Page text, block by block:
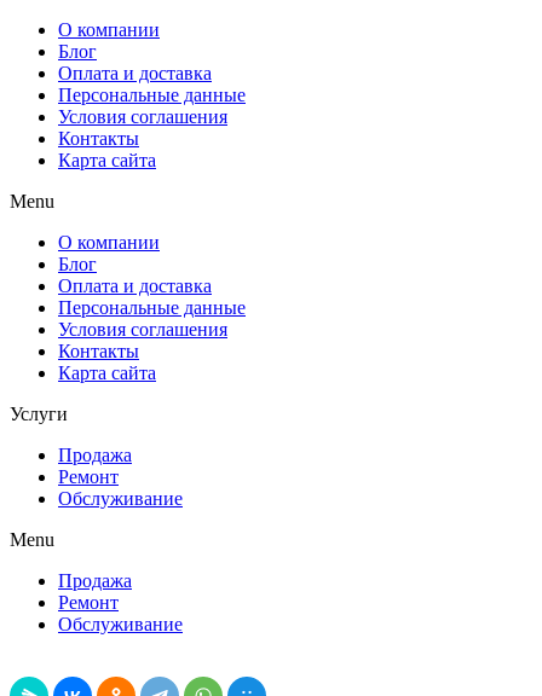
О компании
Блог
Оплата и доставка
Персональные данные
Условия соглашения
Контакты
Карта сайта
Menu
О компании
Блог
Оплата и доставка
Персональные данные
Условия соглашения
Контакты
Карта сайта
Услуги
Продажа
Ремонт
Обслуживание
Menu
Продажа
Ремонт
Обслуживание